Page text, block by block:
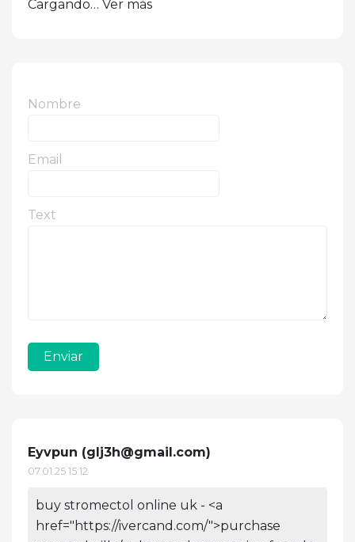
Cargando… Ver más
Nombre
Email
Text
Enviar
Eyvpun (glj3h@gmail.com)
07.01.25 15:12
buy stromectol online uk - <a
href="https://ivercand.com/">purchase